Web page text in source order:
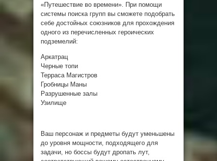
«Путешествие во времени». При помощи
системы поиска групп вы сможете подобрать
себе достойных союзников для прохождения
одного из перечисленных героических
подземелий:
Аркатрац
Черные топи
Терраса Магистров
Гробницы Маны
Разрушенные залы
Узилище
Ваш персонаж и предметы будут уменьшены
до уровня мощности, подходящего для
задачи, но боссы будут дропать лут,